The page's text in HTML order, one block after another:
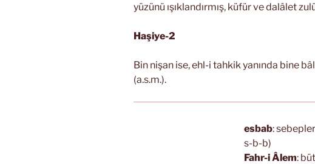
yüzünü ışıklandırmış, küfür ve dalâlet
Haşiye-2
Bin nişan ise, ehl-i tahkik yanında bine
(a.s.m.).
esbab:
s-b-b)
Fahr-i Âlem: